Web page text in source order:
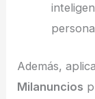
Además,
Milanuncios